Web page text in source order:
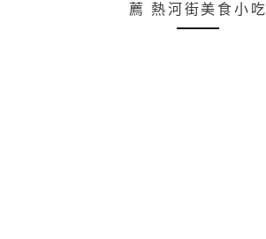
薦 熱河街美食小吃